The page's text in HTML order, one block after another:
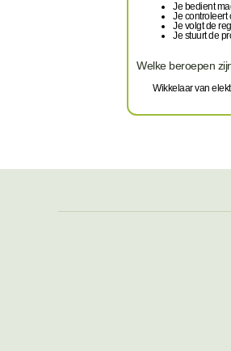
Je bedient
Je controleert
Je volgt de
Je stuurt de
Welke beroepen
Wikkelaar van